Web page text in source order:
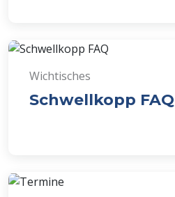
Wichtisches
Schwellkopp FAQ